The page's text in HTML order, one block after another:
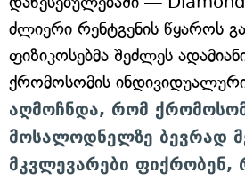
ძლიერი რენტგენის წყაროს
ფიზიკოსებმა შეძლეს
ქრომოსომის ინდივიდუალური
აღმოჩნდა, რომ
მოსალოდნელზე ბევრად
მკვლევარები ფიქრობენ,